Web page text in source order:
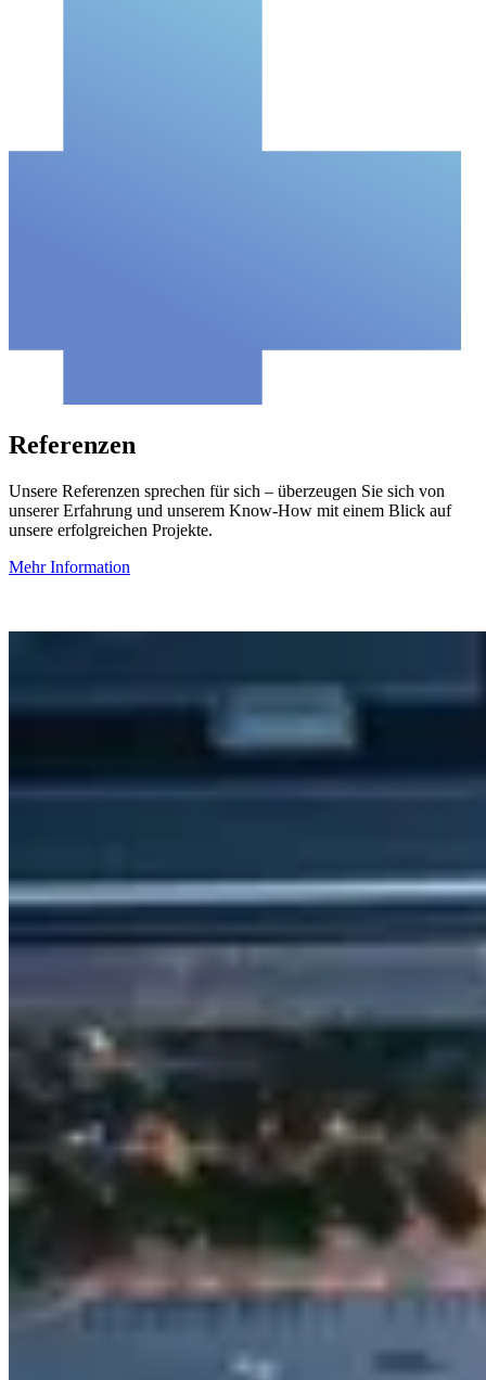
Referenzen
Unsere Referenzen sprechen für sich – überzeugen Sie sich von
unserer Erfahrung und unserem Know-How mit einem Blick auf
unsere erfolgreichen Projekte.
Mehr Information